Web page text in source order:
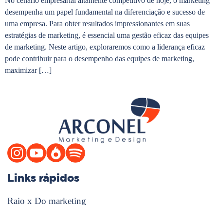
desempenha um papel fundamental na diferenciação e sucesso de
uma empresa. Para obter resultados impressionantes em suas
estratégias de marketing, é essencial uma gestão eficaz das equipes
de marketing. Neste artigo, exploraremos como a liderança eficaz
pode contribuir para o desempenho das equipes de marketing,
maximizar […]
Links rápidos
Raio x Do marketing